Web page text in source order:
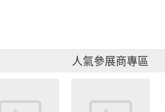
人氣參展商專區